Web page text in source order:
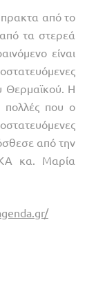
από το
τα στερεά
είναι
Θερμαϊκού. Η
πολλές που ο
από την
κα. Μαρία